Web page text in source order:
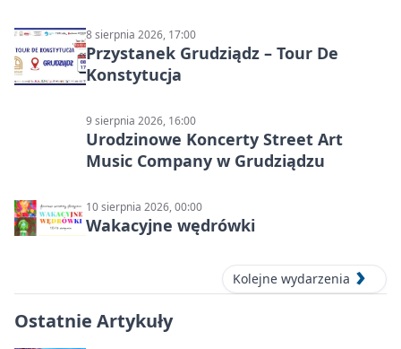
8 sierpnia 2026, 17:00
Przystanek Grudziądz – Tour De
Konstytucja
9 sierpnia 2026, 16:00
Urodzinowe Koncerty Street Art
Music Company w Grudziądzu
10 sierpnia 2026, 00:00
Wakacyjne wędrówki
Kolejne wydarzenia
Ostatnie Artykuły